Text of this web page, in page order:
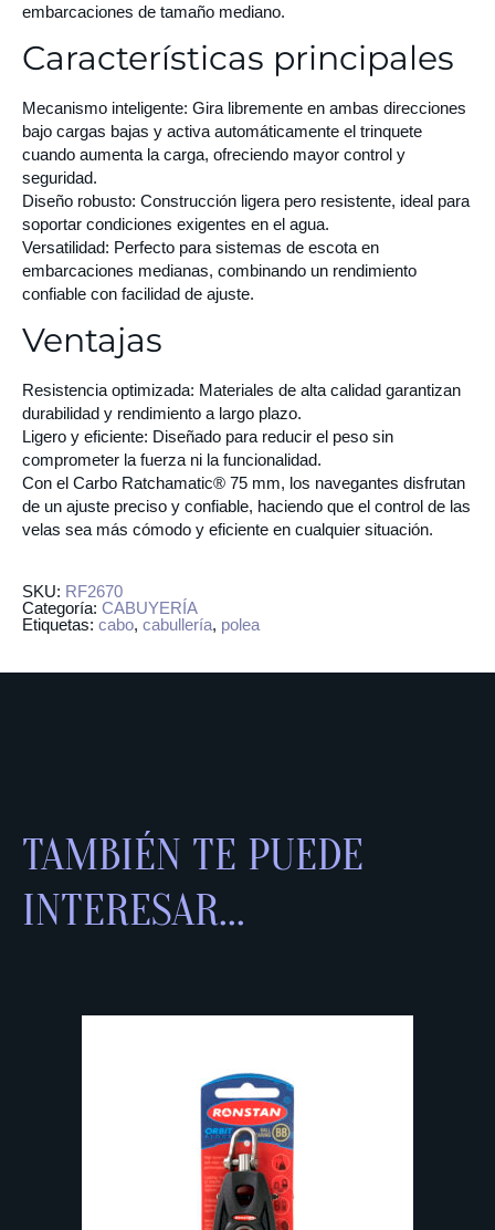
embarcaciones de tamaño mediano.
Características principales
Mecanismo inteligente: Gira libremente en ambas direcciones
bajo cargas bajas y activa automáticamente el trinquete
cuando aumenta la carga, ofreciendo mayor control y
seguridad.
Diseño robusto: Construcción ligera pero resistente, ideal para
soportar condiciones exigentes en el agua.
Versatilidad: Perfecto para sistemas de escota en
embarcaciones medianas, combinando un rendimiento
confiable con facilidad de ajuste.
Ventajas
Resistencia optimizada: Materiales de alta calidad garantizan
durabilidad y rendimiento a largo plazo.
Ligero y eficiente: Diseñado para reducir el peso sin
comprometer la fuerza ni la funcionalidad.
Con el Carbo Ratchamatic® 75 mm, los navegantes disfrutan
de un ajuste preciso y confiable, haciendo que el control de las
velas sea más cómodo y eficiente en cualquier situación.
SKU: RF2670
Categoría: CABUYERÍA
Etiquetas: cabo, cabullería, polea
TAMBIÉN TE PUEDE
INTERESAR...